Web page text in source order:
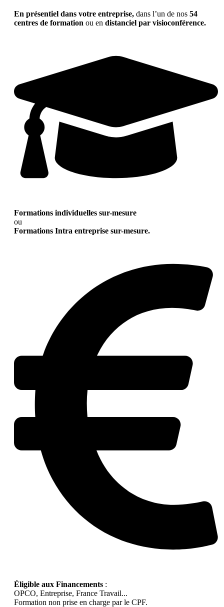
En présentiel dans votre entreprise, dans l’un de nos 54
centres de formation ou en distanciel par visioconférence.
Formations individuelles sur-mesure
ou
Formations Intra entreprise sur-mesure.
Éligible aux Financements :
OPCO, Entreprise, France Travail...
Formation non prise en charge par le CPF.